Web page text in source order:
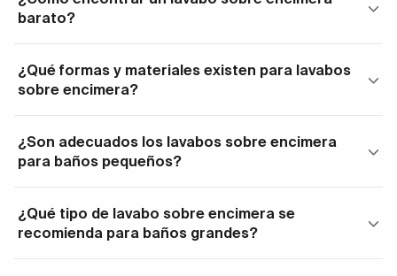
cosmética básica. Por otro lado, encontrar lavabos
que gastarte una fortuna para tener un baño moderno
y lleno de encanto.
Cómo encontrar un lavabo sobre
encimera barato
En nuestro catálogo podrás encontrar el modelo de
lavabo sobre encimeraque más se adapte a tu estilo,
incluso si tu presupuesto es ajustado.
Escogiendomodelos sencillos de cerámica, de
barato?
¿Qué formas y materiales existen para lavabos
sobre encimera?
¿Son adecuados los lavabos sobre encimera
para baños pequeños?
¿Qué tipo de lavabo sobre encimera se
recomienda para baños grandes?